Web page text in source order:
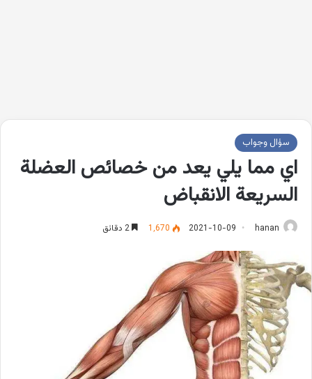
سؤال وجواب
اي مما يلي يعد من خصائص العضلة
السريعة الانقباض
hanan
2021-10-09 1٬670